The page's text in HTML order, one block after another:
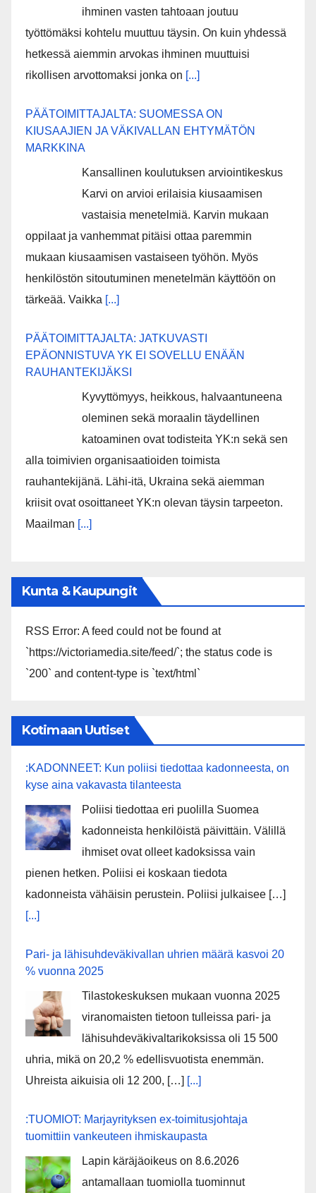
ihminen vasten tahtoaan joutuu
työttömäksi kohtelu muuttuu täysin. On kuin yhdessä
hetkessä aiemmin arvokas ihminen muuttuisi
rikollisen arvottomaksi jonka on [...]
PÄÄTOIMITTAJALTA: SUOMESSA ON
KIUSAAJIEN JA VÄKIVALLAN EHTYMÄTÖN
MARKKINA
Kansallinen koulutuksen arviointikeskus
Karvi on arvioi erilaisia kiusaamisen
vastaisia menetelmiä. Karvin mukaan
oppilaat ja vanhemmat pitäisi ottaa paremmin
mukaan kiusaamisen vastaiseen työhön. Myös
henkilöstön sitoutuminen menetelmän käyttöön on
tärkeää. Vaikka [...]
PÄÄTOIMITTAJALTA: JATKUVASTI
EPÄONNISTUVA YK EI SOVELLU ENÄÄN
RAUHANTEKIJÄKSI
Kyvyttömyys, heikkous, halvaantuneena
oleminen sekä moraalin täydellinen
katoaminen ovat todisteita YK:n sekä sen
alla toimivien organisaatioiden toimista
rauhantekijänä. Lähi-itä, Ukraina sekä aiemman
kriisit ovat osoittaneet YK:n olevan täysin tarpeeton.
Maailman [...]
Kunta & Kaupungit
RSS Error: A feed could not be found at
`https://victoriamedia.site/feed/`; the status code is
`200` and content-type is `text/html`
Kotimaan Uutiset
:KADONNEET: Kun poliisi tiedottaa kadonneesta, on
kyse aina vakavasta tilanteesta
Poliisi tiedottaa eri puolilla Suomea
kadonneista henkilöistä päivittäin. Välillä
ihmiset ovat olleet kadoksissa vain
pienen hetken. Poliisi ei koskaan tiedota
kadonneista vähäisin perustein. Poliisi julkaisee […]
[...]
Pari- ja lähisuhdeväkivallan uhrien määrä kasvoi 20
% vuonna 2025
Tilastokeskuksen mukaan vuonna 2025
viranomaisten tietoon tulleissa pari- ja
lähisuhdeväkivaltarikoksissa oli 15 500
uhria, mikä on 20,2 % edellisvuotista enemmän.
Uhreista aikuisia oli 12 200, […] [...]
:TUOMIOT: Marjayrityksen ex-toimitusjohtaja
tuomittiin vankeuteen ihmiskaupasta
Lapin käräjäoikeus on 8.6.2026
antamallaan tuomiolla tuominnut